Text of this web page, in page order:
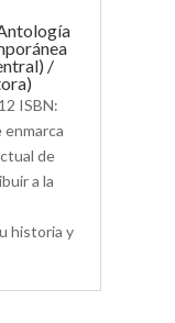
/
ISBN:
de
a la
historia y